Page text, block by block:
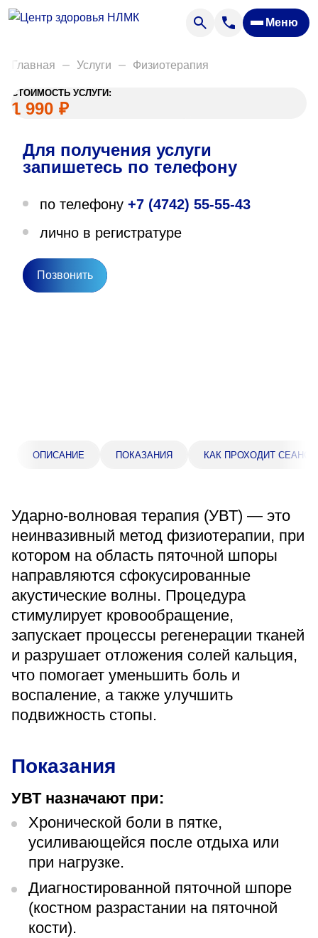
Меню
Анализы
Акции
Пациентам
Вакансии
О нас
Направления деятельности
Центр здоровья НЛМК
Понедельник — пятница 7:30–20:00
Суббота 08:00–16:00
Регистратура
+7 (4742) 55-55-43
Санаторий-профилакторий
«Парус»
Адрес
399000, г. Липецк, Плехановское лесничество,
Ленинский лесхоз, квартал 67
Понедельник — четверг
Пятница
перерыв 12:00–12:30
Администратор
+7 (4742) 72-73-31
Главная Услуги Физиотерапия
ОПИСАНИЕ ПОКАЗАНИЯ КАК ПРОХОДИТ СЕАНС
Ударно-волновая терапия (УВТ) — это
неинвазивный метод физиотерапии, при
котором на область пяточной шпоры
направляются сфокусированные
акустические волны. Процедура
стимулирует кровообращение,
запускает процессы регенерации тканей
и разрушает отложения солей кальция,
что помогает уменьшить боль и
воспаление, а также улучшить
подвижность стопы.
Показания
УВТ назначают при:
Хронической боли в пятке,
усиливающейся после отдыха или
при нагрузке.
Диагностированной пяточной шпоре
(костном разрастании на пяточной
кости).
СТОИМОСТЬ УСЛУГИ:
1 990 ₽
Для получения услуги
запишетесь по телефону
по телефону +7 (4742) 55-55-43
лично в регистратуре
Позвонить